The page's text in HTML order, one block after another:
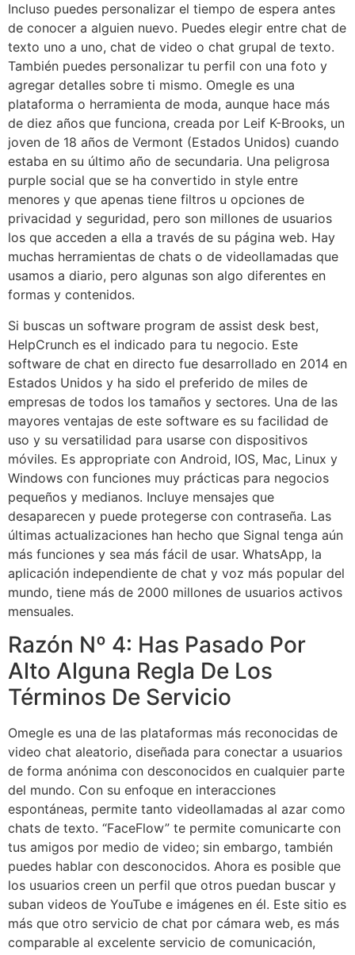
Incluso puedes personalizar el tiempo de espera antes
de conocer a alguien nuevo. Puedes elegir entre chat de
texto uno a uno, chat de video o chat grupal de texto.
También puedes personalizar tu perfil con una foto y
agregar detalles sobre ti mismo. Omegle es una
plataforma o herramienta de moda, aunque hace más
de diez años que funciona, creada por Leif K-Brooks, un
joven de 18 años de Vermont (Estados Unidos) cuando
estaba en su último año de secundaria. Una peligrosa
purple social que se ha convertido in style entre
menores y que apenas tiene filtros u opciones de
privacidad y seguridad, pero son millones de usuarios
los que acceden a ella a través de su página web. Hay
muchas herramientas de chats o de videollamadas que
usamos a diario, pero algunas son algo diferentes en
formas y contenidos.
Si buscas un software program de assist desk best,
HelpCrunch es el indicado para tu negocio. Este
software de chat en directo fue desarrollado en 2014 en
Estados Unidos y ha sido el preferido de miles de
empresas de todos los tamaños y sectores. Una de las
mayores ventajas de este software es su facilidad de
uso y su versatilidad para usarse con dispositivos
móviles. Es appropriate con Android, IOS, Mac, Linux y
Windows con funciones muy prácticas para negocios
pequeños y medianos. Incluye mensajes que
desaparecen y puede protegerse con contraseña. Las
últimas actualizaciones han hecho que Signal tenga aún
más funciones y sea más fácil de usar. WhatsApp, la
aplicación independiente de chat y voz más popular del
mundo, tiene más de 2000 millones de usuarios activos
mensuales.
Razón Nº 4: Has Pasado Por
Alto Alguna Regla De Los
Términos De Servicio
Omegle es una de las plataformas más reconocidas de
video chat aleatorio, diseñada para conectar a usuarios
de forma anónima con desconocidos en cualquier parte
del mundo. Con su enfoque en interacciones
espontáneas, permite tanto videollamadas al azar como
chats de texto. “FaceFlow” te permite comunicarte con
tus amigos por medio de video; sin embargo, también
puedes hablar con desconocidos. Ahora es posible que
los usuarios creen un perfil que otros puedan buscar y
suban videos de YouTube e imágenes en él. Este sitio es
más que otro servicio de chat por cámara web, es más
comparable al excelente servicio de comunicación,